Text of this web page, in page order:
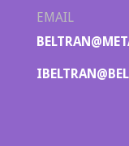
EMAIL